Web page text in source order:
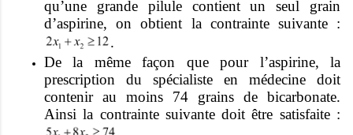
qu’une grande pilule contient un seul grain
d’aspirine, on obtient la contrainte suivante :
.
De la même façon que pour l’aspirine, la
prescription du spécialiste en médecine doit
contenir au moins 74 grains de bicarbonate.
Ainsi la contrainte suivante doit être satisfaite :